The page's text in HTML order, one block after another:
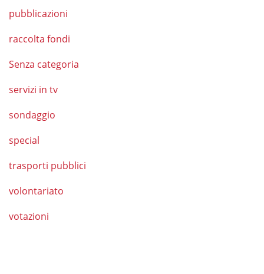
pubblicazioni
raccolta fondi
Senza categoria
servizi in tv
sondaggio
special
trasporti pubblici
volontariato
votazioni